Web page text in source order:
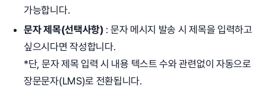
가능합니다.
문자 제목(선택사항) : 문자 메시지 발송 시 제목을 입력하고
싶으시다면 작성합니다.
*단, 문자 제목 입력 시 내용 텍스트 수와 관련없이 자동으로
장문문자(LMS)로 전환됩니다.